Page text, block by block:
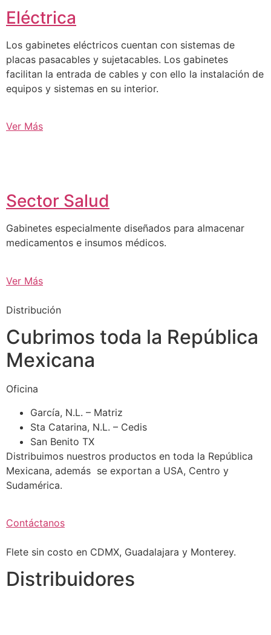
Eléctrica
Los gabinetes eléctricos cuentan con sistemas de
placas pasacables y sujetacables. Los gabinetes
facilitan la entrada de cables y con ello la instalación de
equipos y sistemas en su interior.
Ver Más
Sector Salud
Gabinetes especialmente diseñados para almacenar
medicamentos e insumos médicos.
Ver Más
Distribución
Cubrimos toda la República
Mexicana
Oficina
García, N.L. – Matriz
Sta Catarina, N.L. – Cedis
San Benito TX
Distribuimos nuestros productos en toda la República
Mexicana, además se exportan a USA, Centro y
Sudamérica.
Contáctanos
Flete sin costo en CDMX, Guadalajara y Monterey.
Distribuidores